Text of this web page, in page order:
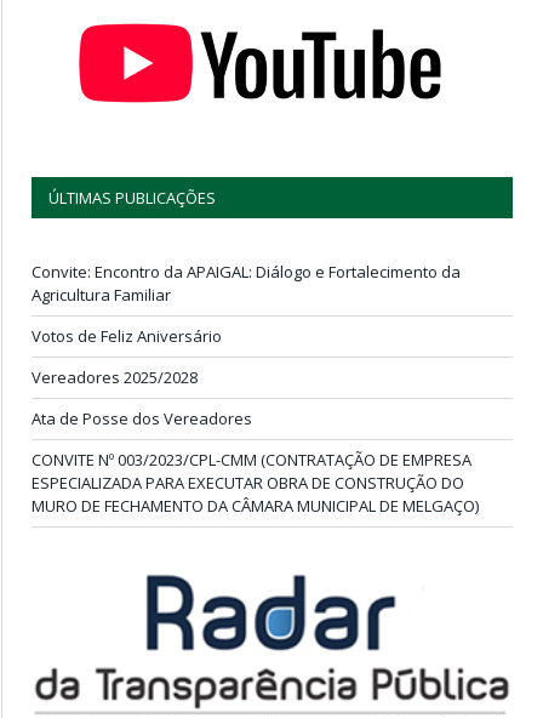
ÚLTIMAS PUBLICAÇÕES
Convite: Encontro da APAIGAL: Diálogo e Fortalecimento da
Agricultura Familiar
Votos de Feliz Aniversário
Vereadores 2025/2028
Ata de Posse dos Vereadores
CONVITE Nº 003/2023/CPL-CMM (CONTRATAÇÃO DE EMPRESA
ESPECIALIZADA PARA EXECUTAR OBRA DE CONSTRUÇÃO DO
MURO DE FECHAMENTO DA CÂMARA MUNICIPAL DE MELGAÇO)